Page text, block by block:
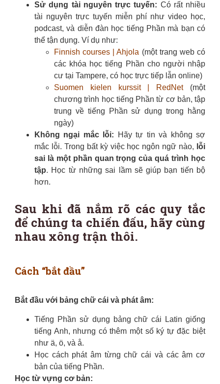
Sử dụng tài nguyên trực tuyến: Có rất nhiều
tài nguyên trực tuyến miễn phí như video học,
podcast, và diễn đàn học tiếng Phần mà bạn có
thể tận dụng. Ví dụ như:
Finnish courses | Ahjola (một trang web có
các khóa học tiếng Phần cho người nhập
cư tại Tampere, có học trực tiếp lẫn online)
Suomen kielen kurssit | RedNet(một
chương trình học tiếng Phần từ cơ bản, tập
trung về tiếng Phần sử dụng trong hằng
ngày)
Không ngại mắc lỗi:
Hãy tự tin và không sợ
mắc lỗi. Trong bất kỳ việc học ngôn ngữ nào, lỗi
sai là một phần quan trọng của quá trình học
tập. Học từ những sai lầm sẽ giúp bạn tiến bộ
hơn.
Sau khi đã nắm rõ các quy tắc
để chúng ta chiến đấu, hãy cùng
nhau xông trận thôi.
Cách “bắt đầu”
Bắt đầu với bảng chữ cái và phát âm:
Tiếng Phần sử dụng bảng chữ cái Latin giống
tiếng Anh, nhưng có thêm một số ký tự đặc biệt
như ä, ö, và å.
Học cách phát âm từng chữ cái và các âm cơ
bản của tiếng Phần.
Học từ vựng cơ bản: